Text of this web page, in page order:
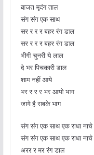
बाजत मृदंग ताल
संग संग एक साथ
सर र र र बहर रंग डाल
सर र र र बहर रंग डाल
भीगी चुनरी ये लाल
दे भर पिचकारी डाल
शाम नहीं आये
भर र र र भर आयो भाग
जागे है सबके भाग
संग संग एक साथ एक राधा नाचे
संग संग एक साथ एक राधा नाचे
अरर र मर रंग डाल